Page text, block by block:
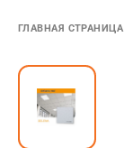
ГЛАВНАЯ СТРАНИЦА